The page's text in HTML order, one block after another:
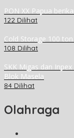
PON XX Papua
122 Dilihat
Cold Storage 100
108 Dilihat
SKK Migas dan
Blok Masela
84 Dilihat
Olahraga